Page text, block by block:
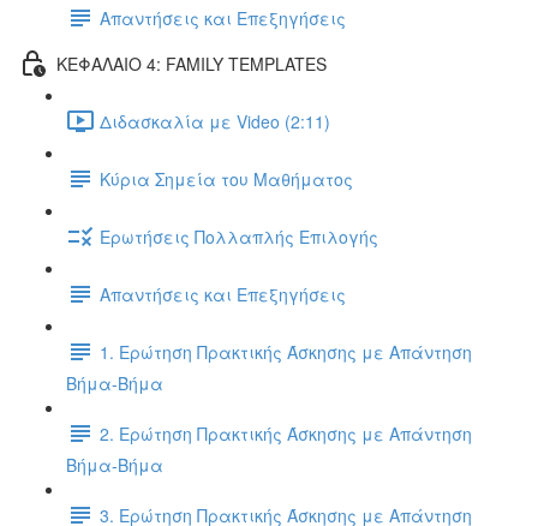
Απαντήσεις και Επεξηγήσεις
ΚΕΦΑΛΑΙΟ 4: FAMILY TEMPLATES
Διδασκαλία με Video (2:11)
Κύρια Σημεία του Μαθήματος
Ερωτήσεις Πολλαπλής Επιλογής
Απαντήσεις και Επεξηγήσεις
1. Ερώτηση Πρακτικής Άσκησης με Απάντηση
Βήμα-Βήμα
2. Ερώτηση Πρακτικής Άσκησης με Απάντηση
Βήμα-Βήμα
3. Ερώτηση Πρακτικής Άσκησης με Απάντηση